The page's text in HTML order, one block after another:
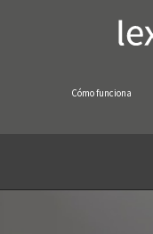
Cómo funciona